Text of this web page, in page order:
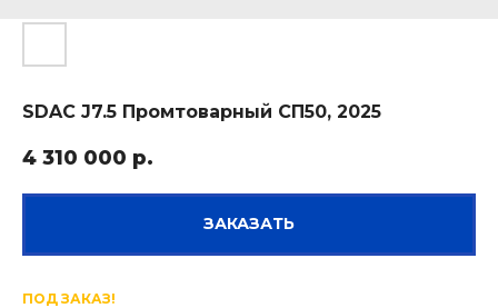
SDAC J7.5 Промтоварный СП50, 2025
4 310 000 р.
ЗАКАЗАТЬ
ПОД ЗАКАЗ!